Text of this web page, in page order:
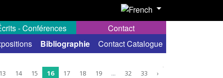
Bibliographie Contact Catalogue
- Conférences Contact
13 14 15 16 17 18 19 ... 32 33 ›